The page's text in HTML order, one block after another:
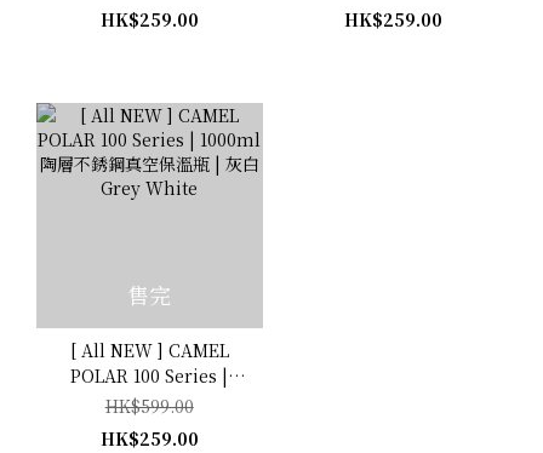
HK$259.00
HK$259.00
售完
[ All NEW ] CAMEL
POLAR 100 Series |
1000ml 陶層不銹鋼真空保
溫瓶 | 灰白 Grey White
HK$599.00
HK$259.00